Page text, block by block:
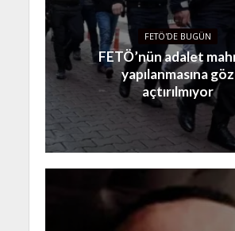
FETÖ'DE BUGÜN
FETÖ’nün adalet
yapılanmasına göz
açtırılmıyor